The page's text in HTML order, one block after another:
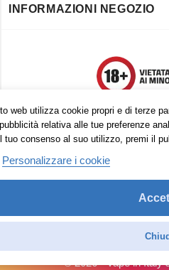
web utilizza cookie propri e di terze
relativa alle tue preferenze
tuo consenso al suo utilizzo, premi il
Personalizzare i cookie
INFORMAZIONI NEGOZIO
Trovaci
© 2026 - Vape in Italy